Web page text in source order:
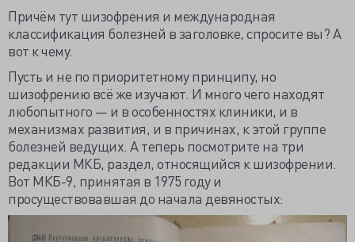
Причём тут шизофрения и международная
классификация болезней в заголовке, спросите вы? А
вот к чему.
Пусть и не по приоритетному принципу, но
шизофрению всё же изучают. И много чего находят
любопытного — и в особенностях клиники, и в
механизмах развития, и в причинах, к этой группе
болезней ведущих. А теперь посмотрите на три
редакции МКБ, раздел, относящийся к шизофрении.
Вот МКБ-9, принятая в 1975 году и
просуществовавшая до начала девяностых: